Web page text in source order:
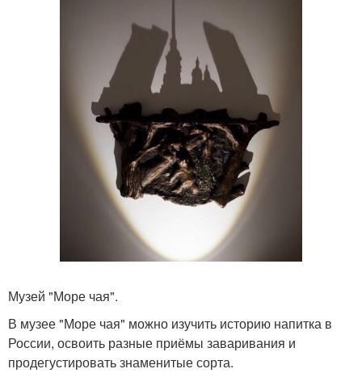
Музей "Море чая".
В музее "Море чая" можно изучить историю напитка в
России, освоить разные приёмы заваривания и
продегустировать знаменитые сорта.